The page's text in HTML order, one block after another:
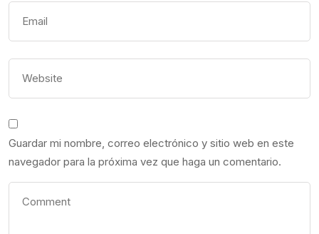
Guardar mi nombre, correo electrónico y sitio web en este
navegador para la próxima vez que haga un comentario.